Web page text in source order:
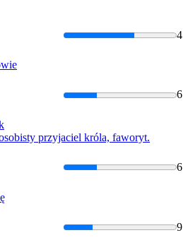
4
6
przyjaciel króla, faworyt.
6
9